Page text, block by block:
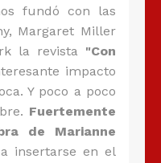
fundó con las
Margaret Miller
la revista "Con
impacto
Y poco a poco
Fuertemente
de Marianne
insertarse en el